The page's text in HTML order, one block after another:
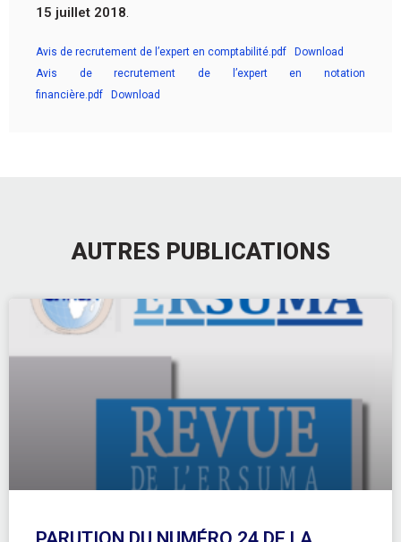
15 juillet 2018.
Avis de recrutement de l’expert en comptabilité.pdf
Download
Avis de recrutement de l’expert en notation
financière.pdf
Download
AUTRES PUBLICATIONS